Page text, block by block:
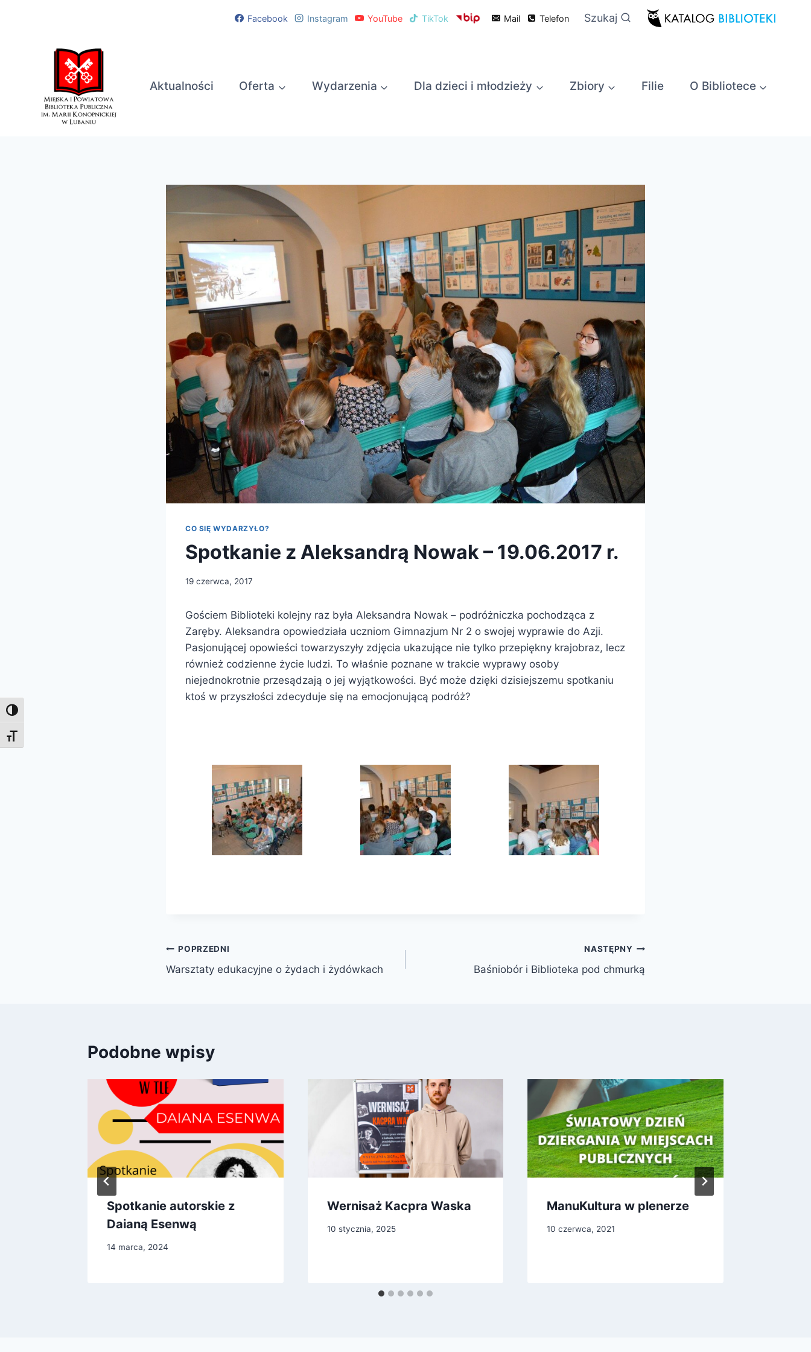
Toggle High Contrast
Toggle Font size
Facebook Instagram YouTube TikTok Mail Telefon Szukaj
Aktualności Oferta Wydarzenia Dla dzieci i młodzieży Zbiory Filie O Bibliotece
CO SIĘ WYDARZYŁO?
Spotkanie z Aleksandrą Nowak – 19.06.2017 r.
19 czerwca, 2017
Gościem Biblioteki kolejny raz była Aleksandra Nowak – podróżniczka pochodząca z
Zaręby. Aleksandra opowiedziała uczniom Gimnazjum Nr 2 o swojej wyprawie do Azji.
Pasjonującej opowieści towarzyszyły zdjęcia ukazujące nie tylko przepiękny krajobraz, lecz
również codzienne życie ludzi. To właśnie poznane w trakcie wyprawy osoby
niejednokrotnie przesądzają o jej wyjątkowości. Być może dzięki dzisiejszemu spotkaniu
ktoś w przyszłości zdecyduje się na emocjonującą podróż?
Nawigacja
wpisu
POPRZEDNI
Warsztaty edukacyjne o żydach i żydówkach
NASTĘPNY
Baśniobór i Biblioteka pod chmurką
Podobne wpisy
Spotkanie autorskie z
Daianą Esenwą
14 marca, 2024
Wernisaż Kacpra Waska
10 stycznia, 2025
ManuKultura w plenerze
10 czerwca, 2021